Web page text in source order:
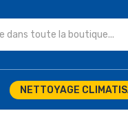
NETTOYAGE